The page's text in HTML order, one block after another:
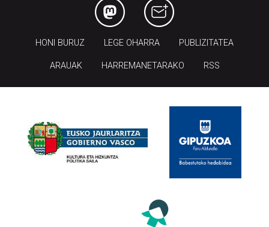
HONI BURUZ LEGE OHARRA PUBLIZITATEA
ARAUAK HARREMANETARAKO RSS